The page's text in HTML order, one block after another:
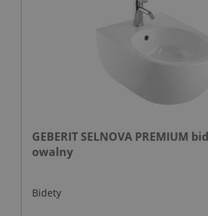
GEBERIT SELNOVA PREMIUM
owalny
Bidety